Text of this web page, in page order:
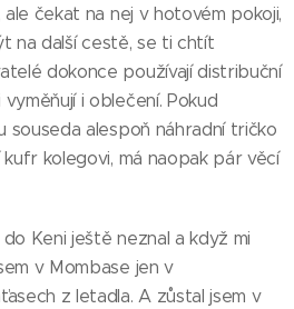
čekat na nej v hotovém pokoji,
na další cestě, se ti chtít
dokonce používají distribuční
i oblečení. Pokud
souseda alespoň náhradní tričko
kolegovi, má naopak pár věcí
Keni ještě neznal a když mi
v Mombase jen v
z letadla. A zůstal jsem v